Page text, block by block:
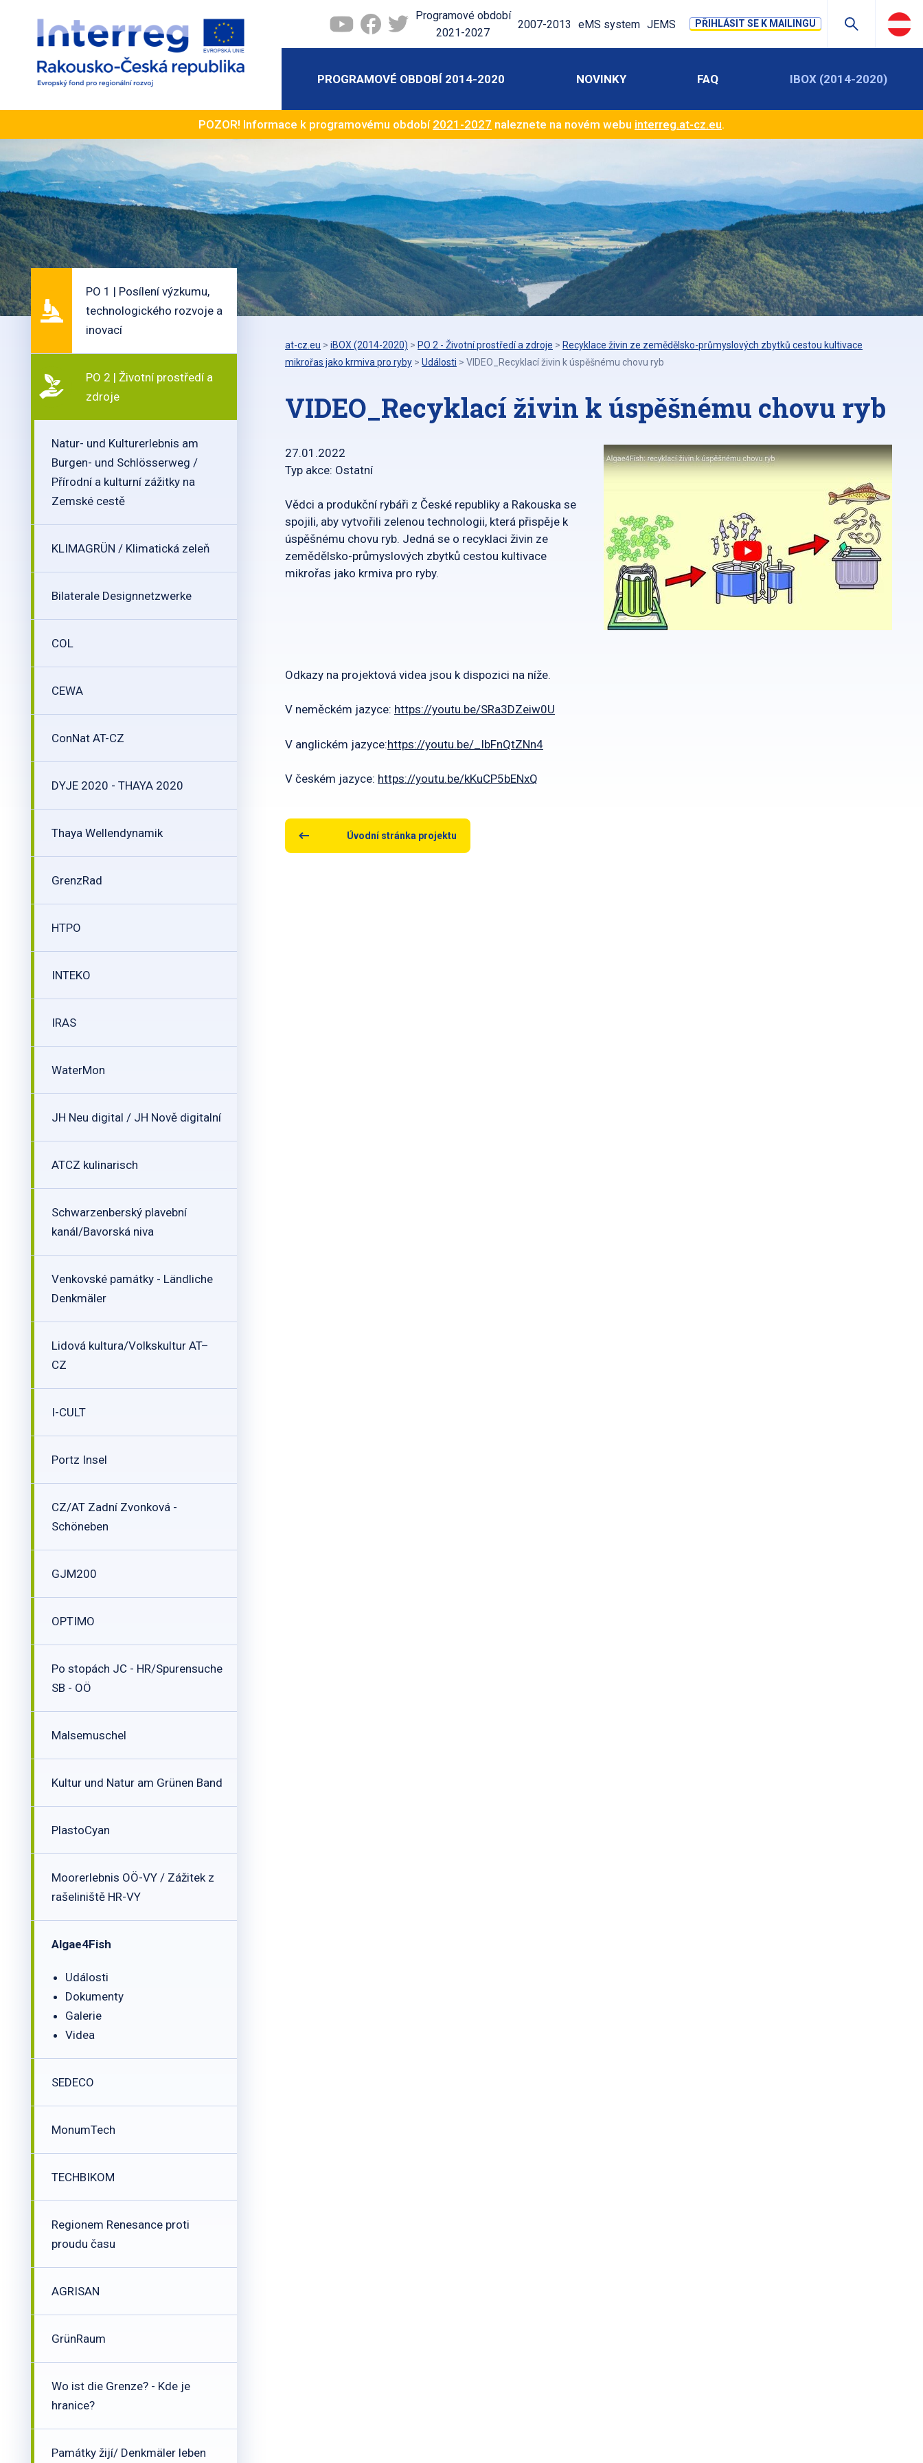
Programové období
2021-2027
2007-2013 eMS system JEMS PŘIHLÁSIT SE K MAILINGU
PROGRAMOVÉ OBDOBÍ 2014-2020 NOVINKY FAQ IBOX (2014-2020)
POZOR! Informace k programovému období 2021-2027 naleznete na novém webu interreg.at-cz.eu.
PO 1 | Posílení výzkumu,
technologického rozvoje a
inovací
PO 2 | Životní prostředí a
zdroje
Natur- und Kulturerlebnis am
Burgen- und Schlösserweg /
Přírodní a kulturní zážitky na
Zemské cestě
KLIMAGRÜN / Klimatická zeleň
Bilaterale Designnetzwerke
COL
CEWA
ConNat AT-CZ
DYJE 2020 - THAYA 2020
Thaya Wellendynamik
GrenzRad
HTPO
INTEKO
IRAS
WaterMon
JH Neu digital / JH Nově digitalní
ATCZ kulinarisch
Schwarzenberský plavební
kanál/Bavorská niva
Venkovské památky - Ländliche
Denkmäler
Lidová kultura/Volkskultur AT–
CZ
I-CULT
Portz Insel
CZ/AT Zadní Zvonková -
Schöneben
GJM200
OPTIMO
Po stopách JC - HR/Spurensuche
SB - OÖ
Malsemuschel
Kultur und Natur am Grünen Band
PlastoCyan
Moorerlebnis OÖ-VY / Zážitek z
rašeliniště HR-VY
Algae4Fish
Události
Dokumenty
Galerie
Videa
SEDECO
MonumTech
TECHBIKOM
Regionem Renesance proti
proudu času
AGRISAN
GrünRaum
Wo ist die Grenze? - Kde je
hranice?
Památky žijí/ Denkmäler leben
at-cz.eu > iBOX (2014-2020) > PO 2 - Životní prostředí a zdroje > Recyklace živin ze zemědělsko-průmyslových zbytků cestou kultivace
mikrořas jako krmiva pro ryby > Události > VIDEO_Recyklací živin k úspěšnému chovu ryb
VIDEO_Recyklací živin k úspěšnému chovu ryb
27.01.2022
Typ akce: Ostatní
Vědci a produkční rybáři z České republiky a Rakouska se
spojili, aby vytvořili zelenou technologii, která přispěje k
úspěšnému chovu ryb. Jedná se o recyklaci živin ze
zemědělsko-průmyslových zbytků cestou kultivace
mikrořas jako krmiva pro ryby.
Odkazy na projektová videa jsou k dispozici na níže.
V neměckém jazyce: https://youtu.be/SRa3DZeiw0U
V anglickém jazyce:https://youtu.be/_IbFnQtZNn4
V českém jazyce: https://youtu.be/kKuCP5bENxQ
Úvodní stránka projektu